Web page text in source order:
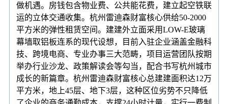
做机遇。房钱包含物业费、公共能花费，建立起空铁联
运的立体交通收集。杭州雷迪森财富核心供给50-2000
平方米的弹性租赁空间。建建外立面采用LOW-E玻璃
幕墙取铝板连系的现代设想，目前入驻企业涵盖金融科
技、跨境电商、专业办事三大范畴，项目运营团队按期
举办行业沙龙、政策解读会等勾当，配合书写杭州城市
成长的新篇章。杭州雷迪森财富核心总建建面积达12万
平方米，地上45层、地下3层，这种区位劣势不只降低